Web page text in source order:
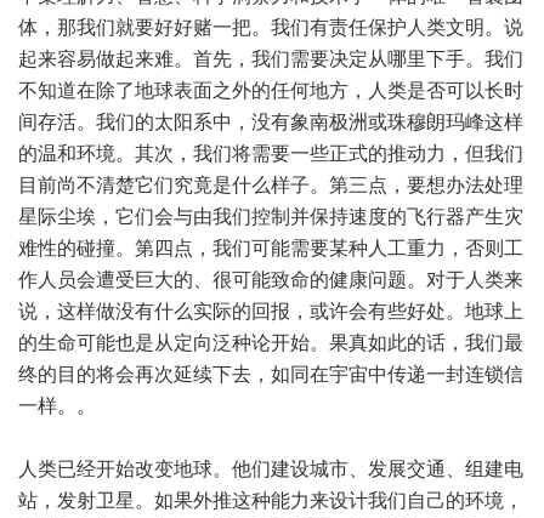
体，那我们就要好好赌一把。我们有责任保护人类文明。说
起来容易做起来难。首先，我们需要决定从哪里下手。我们
不知道在除了地球表面之外的任何地方，人类是否可以长时
间存活。我们的太阳系中，没有象南极洲或珠穆朗玛峰这样
的温和环境。其次，我们将需要一些正式的推动力，但我们
目前尚不清楚它们究竟是什么样子。第三点，要想办法处理
星际尘埃，它们会与由我们控制并保持速度的飞行器产生灾
难性的碰撞。第四点，我们可能需要某种人工重力，否则工
作人员会遭受巨大的、很可能致命的健康问题。对于人类来
说，这样做没有什么实际的回报，或许会有些好处。地球上
的生命可能也是从定向泛种论开始。果真如此的话，我们最
终的目的将会再次延续下去，如同在宇宙中传递一封连锁信
一样。。
人类已经开始改变地球。他们建设城市、发展交通、组建电
站，发射卫星。如果外推这种能力来设计我们自己的环境，